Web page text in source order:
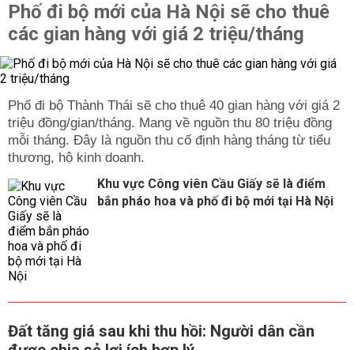
Phố đi bộ mới của Hà Nội sẽ cho thuê
các gian hàng với giá 2 triệu/tháng
Phố đi bộ Thành Thái sẽ cho thuê 40 gian hàng với giá 2
triệu đồng/gian/tháng. Mang về nguồn thu 80 triệu đồng
mỗi tháng. Đây là nguồn thu cố định hàng tháng từ tiểu
thương, hộ kinh doanh.
Khu vực Công viên Cầu Giấy sẽ là điểm
bắn pháo hoa và phố đi bộ mới tại Hà Nội
Đất tăng giá sau khi thu hồi: Người dân cần